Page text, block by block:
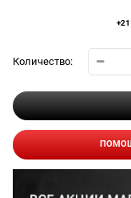
Количество: